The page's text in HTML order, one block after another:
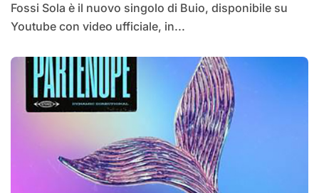
Fossi Sola è il nuovo singolo di Buio, disponibile su
Youtube con video ufficiale, in...